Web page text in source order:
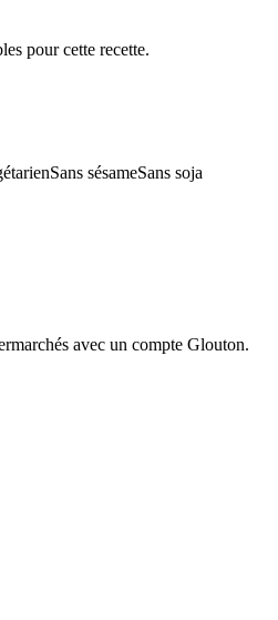
pour cette recette.
Sans sésameSans soja
avec un compte Glouton.